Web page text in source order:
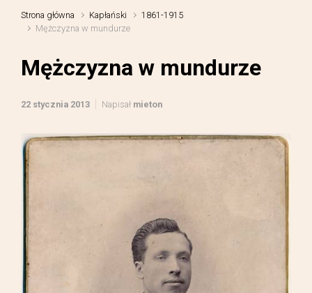
Strona główna Kapłański
1861-1915
Mężczyzna w mundurze
Mężczyzna w mundurze
22 stycznia 2013 Napisał mieton